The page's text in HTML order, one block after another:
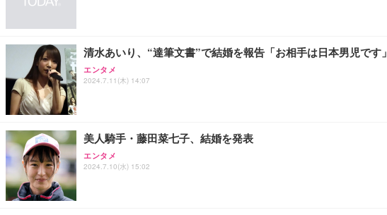
清水あいり、“達筆文書”で結婚を報告「お相手は日本男児です」
エンタメ
2024.7.11(木) 14:07
美人騎手・藤田菜七子、結婚を発表
エンタメ
2024.7.10(水) 15:02